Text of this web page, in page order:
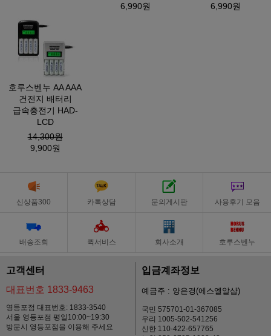
6,990원
6,990원
호루스벤누 AA AAA
건전지 배터리
급속충전기 HAD-
LCD
14,300원
9,900원
신상품300 카톡상담 문의게시판 사용후기 모음
배송조회 퀵서비스 회사소개 호루스벤누
고객센터
대표번호 1833-9463
영등포점 대표번호: 1833-3540
서울 영등포점 평일10:00~19:30
방문시 영등포점을 이용해 주세요
입금계좌정보
예금주 : 양은경(에스엘알샵)
국민 575701-01-367085
우리 1005-502-541256
신한 110-422-657765